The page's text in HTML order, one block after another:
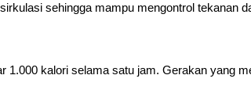
sehingga mampu mengontrol tekanan
1.000 kalori selama satu jam. Gerakan yang